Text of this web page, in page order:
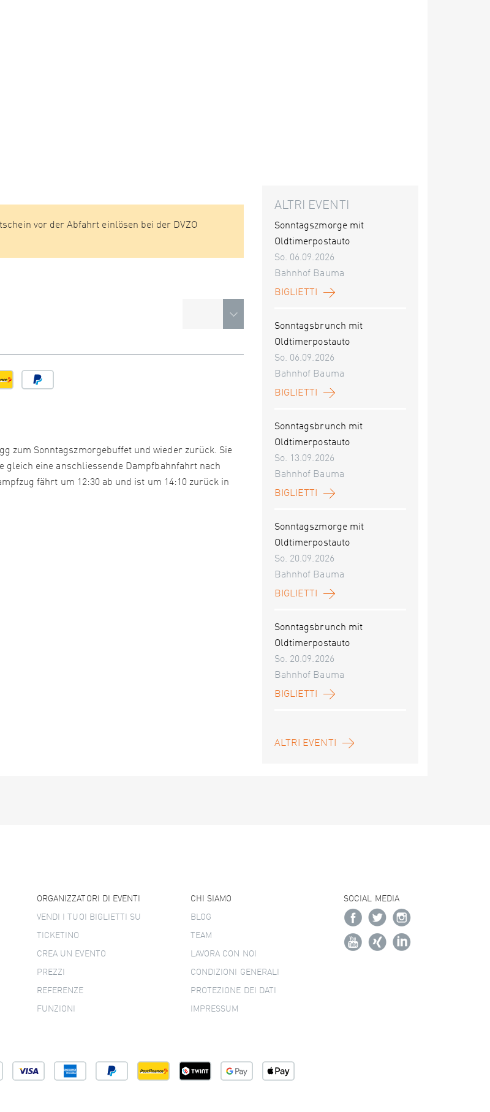
vor der Abfahrt einlösen bei der DVZO
zum Sonntagszmorgebuffet und wieder zurück. Sie
eine anschliessende Dampfbahnfahrt nach
fährt um 12:30 ab und ist um 14:10 zurück in
ALTRI EVENTI
Sonntagszmorge mit
Oldtimerpostauto
So. 06.09.2026
Bahnhof Bauma
BIGLIETTI
Sonntagsbrunch mit
Oldtimerpostauto
So. 06.09.2026
Bahnhof Bauma
BIGLIETTI
Sonntagsbrunch mit
Oldtimerpostauto
So. 13.09.2026
Bahnhof Bauma
BIGLIETTI
Sonntagszmorge mit
Oldtimerpostauto
So. 20.09.2026
Bahnhof Bauma
BIGLIETTI
Sonntagsbrunch mit
Oldtimerpostauto
So. 20.09.2026
Bahnhof Bauma
BIGLIETTI
ALTRI EVENTI
ORGANIZZATORI DI EVENTI
VENDI I TUOI BIGLIETTI SU
TICKETINO
CREA UN EVENTO
PREZZI
REFERENZE
FUNZIONI
CHI SIAMO
BLOG
TEAM
LAVORA CON NOI
CONDIZIONI GENERALI
PROTEZIONE DEI DATI
IMPRESSUM
SOCIAL MEDIA